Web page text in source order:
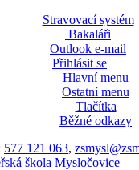
Stravovací systém
Bakaláři
Outlook e-mail
Přihlásit se
Hlavní menu
Ostatní menu
Tlačítka
Běžné odkazy
577 121 063,
škola Mysločovice